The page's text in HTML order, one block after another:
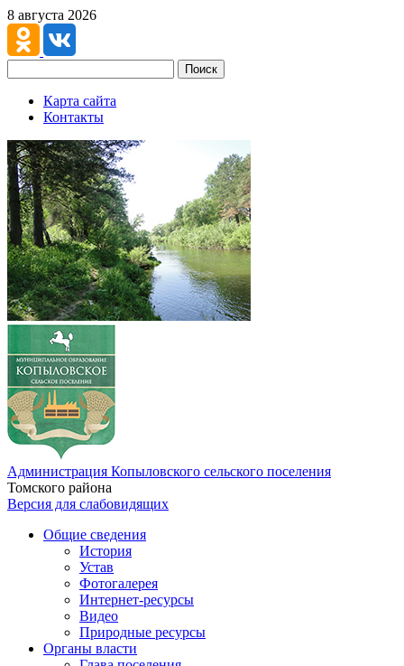
8 августа 2026
Поиск
Карта сайта
Контакты
Администрация Копыловского сельского поселения
Томского района
Версия для слабовидящих
Общие сведения
История
Устав
Фотогалерея
Интернет-ресурсы
Видео
Природные ресурсы
Органы власти